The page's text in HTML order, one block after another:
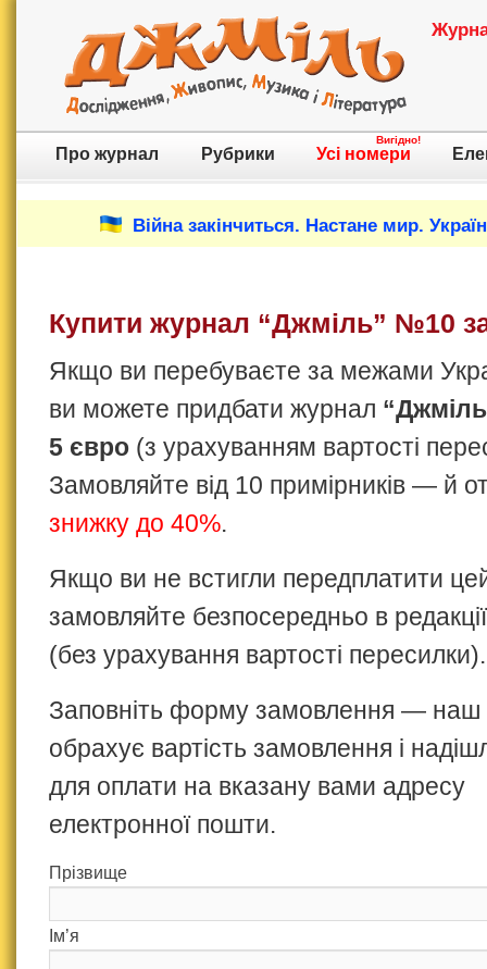
Про журнал Рубрики Усі номери
Вигідно!
Війна закінчиться. Настане мир.
Купити журнал “Джміль” №10 за
Якщо ви перебуваєте за межами
ви можете придбати журнал
5 євро (з урахуванням вартості
Замовляйте від 10 примірників — й
знижку до 40%.
Якщо ви не встигли передплатити
замовляйте безпосередньо в
(без урахування вартості пересилки).
Заповніть форму замовлення —
обрахує вартість замовлення і
для оплати на вказану вами адресу
електронної пошти.
Прізвище
Ім’я